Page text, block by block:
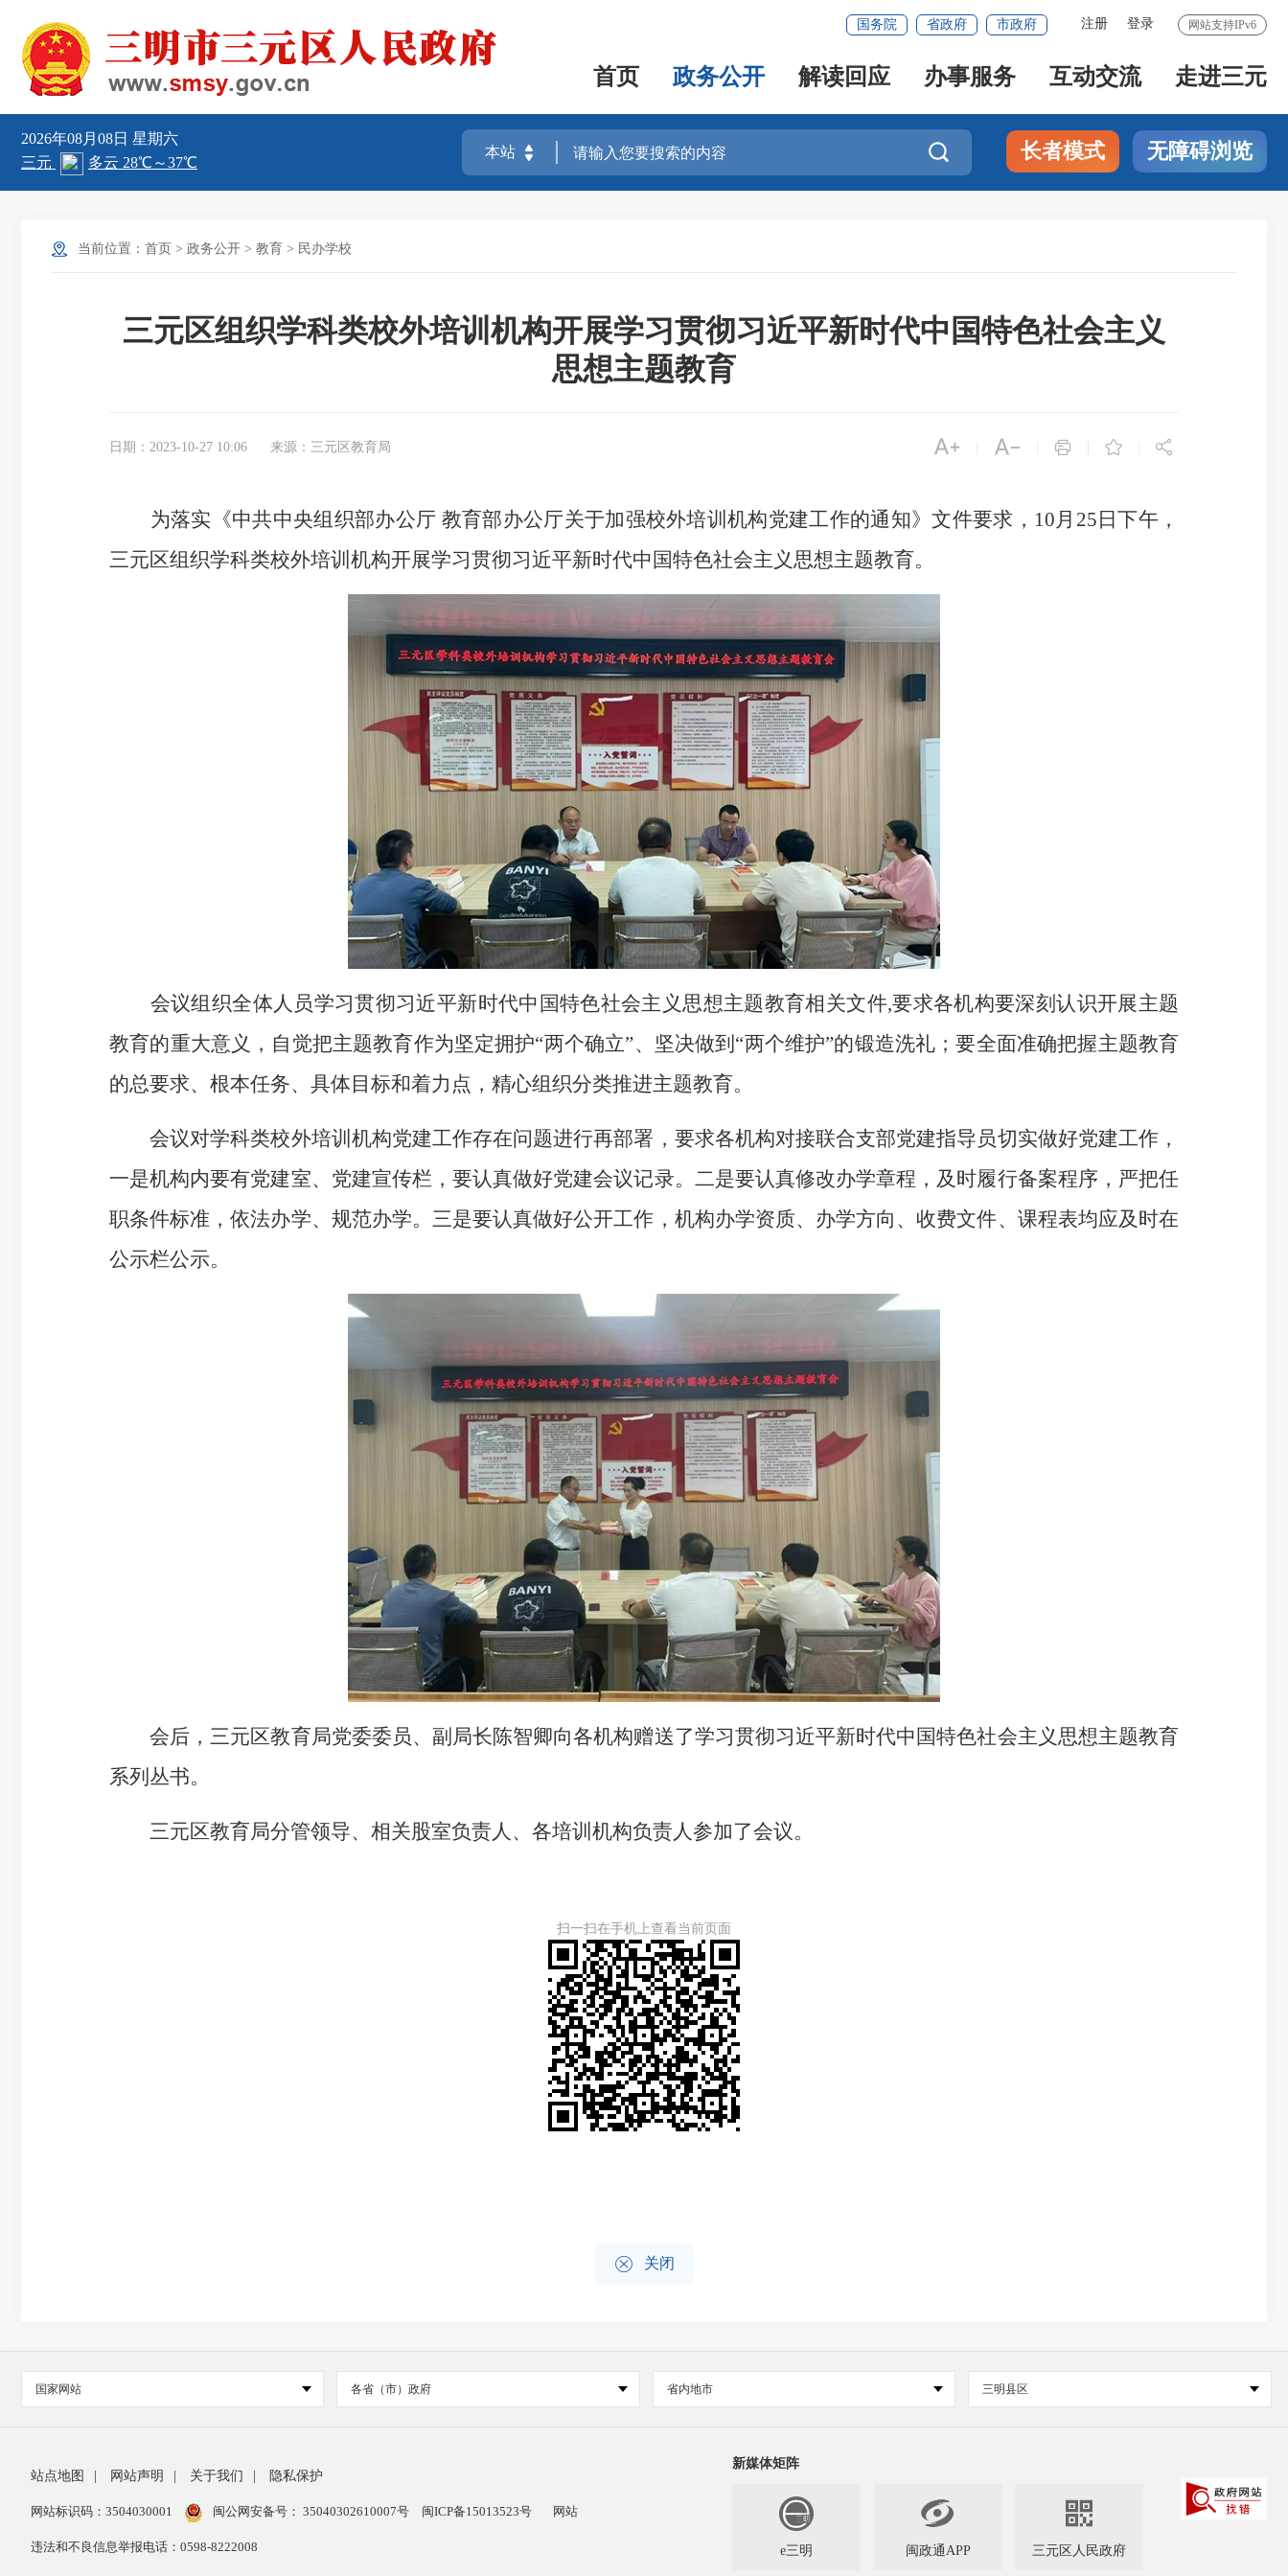
网站支持IPv6
注册 登录
国务院 省政府 市政府
首页 政务公开 解读回应 办事服务 互动交流 走进三元
2026年08月08日 星期六
 长者模式 无障碍浏览
当前位置： 首页 > 政务公开 > 教育 > 民办学校
三元区组织学科类校外培训机构开展学习贯彻习近平新时代中国特色社会主义
思想主题教育
日期：2023-10-27 10:06 来源：三元区教育局     
为落实《中共中央组织部办公厅 教育部办公厅关于加强校外培训机构党建工作的通知》文件要求，10月25日下午，
三元区组织学科类校外培训机构开展学习贯彻习近平新时代中国特色社会主义思想主题教育。
会议组织全体人员学习贯彻习近平新时代中国特色社会主义思想主题教育相关文件,要求各机构要深刻认识开展主题
教育的重大意义，自觉把主题教育作为坚定拥护“两个确立”、坚决做到“两个维护”的锻造洗礼；要全面准确把握主题教育
的总要求、根本任务、具体目标和着力点，精心组织分类推进主题教育。
会议对学科类校外培训机构党建工作存在问题进行再部署，要求各机构对接联合支部党建指导员切实做好党建工作，
一是机构内要有党建室、党建宣传栏，要认真做好党建会议记录。二是要认真修改办学章程，及时履行备案程序，严把任
职条件标准，依法办学、规范办学。三是要认真做好公开工作，机构办学资质、办学方向、收费文件、课程表均应及时在
公示栏公示。
会后，三元区教育局党委委员、副局长陈智卿向各机构赠送了学习贯彻习近平新时代中国特色社会主义思想主题教育
系列丛书。
三元区教育局分管领导、相关股室负责人、各培训机构负责人参加了会议。
扫一扫在手机上查看当前页面
 关闭
国家网站 各省（市）政府 省内地市 三明县区
站点地图 网站声明 关于我们 隐私保护
网站标识码：3504030001 闽公网安备号： 35040302610007号 闽ICP备15013523号 网站
违法和不良信息举报电话：0598-8222008
新媒体矩阵
e三明

闽政通APP

三元区人民政府